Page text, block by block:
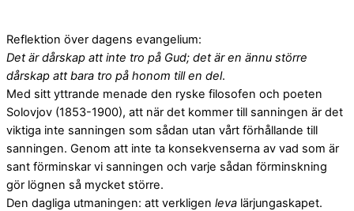
Reflektion över dagens evangelium:
Det är dårskap att inte tro på Gud; det är en ännu större
dårskap att bara tro på honom till en del.
Med sitt yttrande menade den ryske filosofen och poeten
Solovjov (1853-1900), att när det kommer till sanningen är det
viktiga inte sanningen som sådan utan vårt förhållande till
sanningen. Genom att inte ta konsekvenserna av vad som är
sant förminskar vi sanningen och varje sådan förminskning
gör lögnen så mycket större.
Den dagliga utmaningen: att verkligen leva lärjungaskapet.